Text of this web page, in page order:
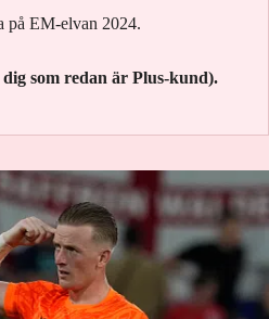
på EM-elvan 2024.
som redan är Plus-kund).